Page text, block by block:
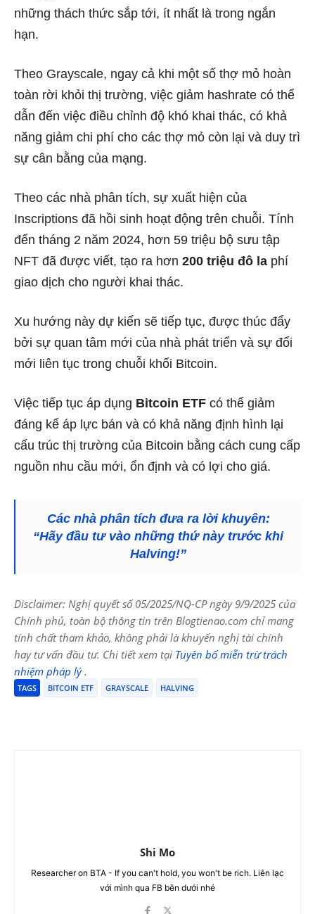
những thách thức sắp tới, ít nhất là trong ngắn
hạn.
Theo Grayscale, ngay cả khi một số thợ mỏ hoàn
toàn rời khỏi thị trường, việc giảm hashrate có thể
dẫn đến việc điều chỉnh độ khó khai thác, có khả
năng giảm chi phí cho các thợ mỏ còn lại và duy trì
sự cân bằng của mạng.
Theo các nhà phân tích, sự xuất hiện của
Inscriptions đã hồi sinh hoạt động trên chuỗi. Tính
đến tháng 2 năm 2024, hơn 59 triệu bộ sưu tập
NFT đã được viết, tạo ra hơn 200 triệu đô la phí
giao dịch cho người khai thác.
Xu hướng này dự kiến ​​​​sẽ tiếp tục, được thúc đẩy
bởi sự quan tâm mới của nhà phát triển và sự đổi
mới liên tục trong chuỗi khối Bitcoin.
Việc tiếp tục áp dụng Bitcoin ETF có thể giảm
đáng kể áp lực bán và có khả năng định hình lại
cấu trúc thị trường của Bitcoin bằng cách cung cấp
nguồn nhu cầu mới, ổn định và có lợi cho giá.
Các nhà phân tích đưa ra lời khuyên:
“Hãy đầu tư vào những thứ này trước khi
Halving!”
Disclaimer: Nghị quyết số 05/2025/NQ-CP ngày 9/9/2025 của
Chính phủ, toàn bộ thông tin trên Blogtienao.com chỉ mang
tính chất tham khảo, không phải là khuyến nghị tài chính
hay tư vấn đầu tư. Chi tiết xem tại Tuyên bố miễn trừ trách
nhiệm pháp lý.
TAGS BITCOIN ETF GRAYSCALE HALVING
Shi Mo
Researcher on BTA - If you can't hold, you won't be rich. Liên lạc
với mình qua FB bên dưới nhé